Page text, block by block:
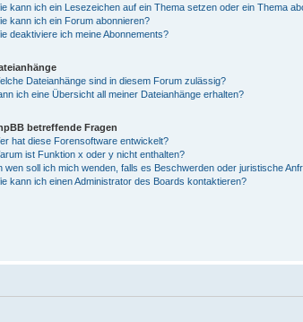
kann ich ein Lesezeichen auf ein Thema setzen oder ein Thema
kann ich ein Forum abonnieren?
deaktiviere ich meine Abonnements?
Dateianhänge sind in diesem Forum zulässig?
ich eine Übersicht all meiner Dateianhänge erhalten?
betreffende Fragen
hat diese Forensoftware entwickelt?
ist Funktion x oder y nicht enthalten?
wen soll ich mich wenden, falls es Beschwerden oder juristische
kann ich einen Administrator des Boards kontaktieren?